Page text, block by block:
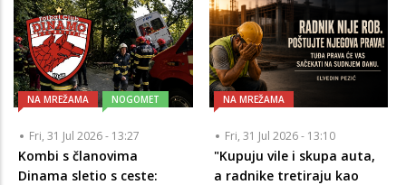
NA MREŽAMA NOGOMET
Fri, 31 Jul 2026 - 13:27
Kombi s članovima
Dinama sletio s ceste:
NA MREŽAMA
Fri, 31 Jul 2026 - 13:10
"Kupuju vile i skupa auta,
a radnike tretiraju kao